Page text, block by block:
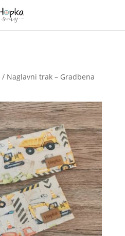
/ Naglavni trak – Gradbena